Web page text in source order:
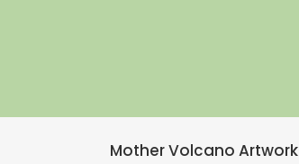
Mother Volcano Artwork